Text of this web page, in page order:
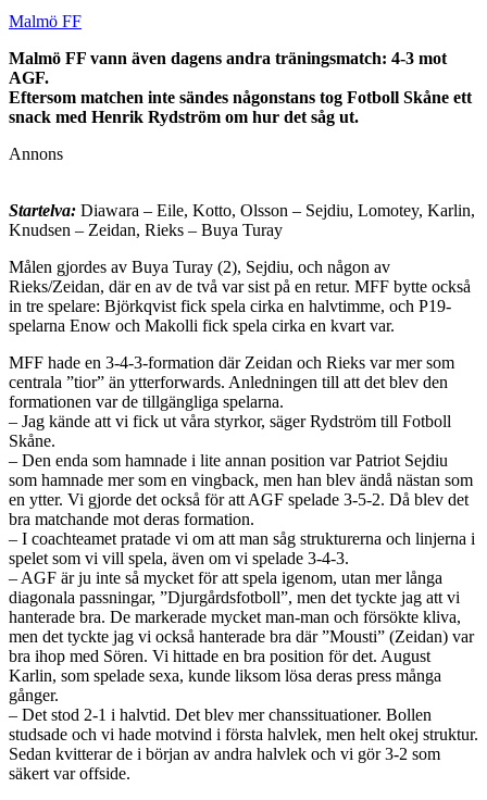
Malmö FF
Malmö FF vann även dagens andra träningsmatch: 4-3 mot
AGF.
Eftersom matchen inte sändes någonstans tog Fotboll Skåne ett
snack med Henrik Rydström om hur det såg ut.
Annons
Startelva: Diawara – Eile, Kotto, Olsson – Sejdiu, Lomotey, Karlin,
Knudsen – Zeidan, Rieks – Buya Turay
Målen gjordes av Buya Turay (2), Sejdiu, och någon av
Rieks/Zeidan, där en av de två var sist på en retur. MFF bytte också
in tre spelare: Björkqvist fick spela cirka en halvtimme, och P19-
spelarna Enow och Makolli fick spela cirka en kvart var.
MFF hade en 3-4-3-formation där Zeidan och Rieks var mer som
centrala ”tior” än ytterforwards. Anledningen till att det blev den
formationen var de tillgängliga spelarna.
– Jag kände att vi fick ut våra styrkor, säger Rydström till Fotboll
Skåne.
– Den enda som hamnade i lite annan position var Patriot Sejdiu
som hamnade mer som en vingback, men han blev ändå nästan som
en ytter. Vi gjorde det också för att AGF spelade 3-5-2. Då blev det
bra matchande mot deras formation.
– I coachteamet pratade vi om att man såg strukturerna och linjerna i
spelet som vi vill spela, även om vi spelade 3-4-3.
– AGF är ju inte så mycket för att spela igenom, utan mer långa
diagonala passningar, ”Djurgårdsfotboll”, men det tyckte jag att vi
hanterade bra. De markerade mycket man-man och försökte kliva,
men det tyckte jag vi också hanterade bra där ”Mousti” (Zeidan) var
bra ihop med Sören. Vi hittade en bra position för det. August
Karlin, som spelade sexa, kunde liksom lösa deras press många
gånger.
– Det stod 2-1 i halvtid. Det blev mer chanssituationer. Bollen
studsade och vi hade motvind i första halvlek, men helt okej struktur.
Sedan kvitterar de i början av andra halvlek och vi gör 3-2 som
säkert var offside.